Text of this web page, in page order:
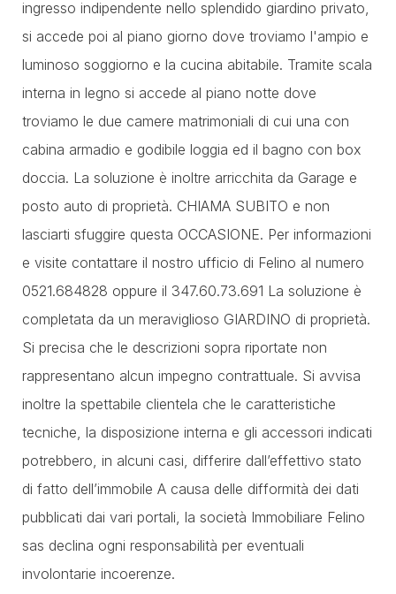
ingresso indipendente nello splendido giardino privato,
si accede poi al piano giorno dove troviamo l'ampio e
luminoso soggiorno e la cucina abitabile. Tramite scala
interna in legno si accede al piano notte dove
troviamo le due camere matrimoniali di cui una con
cabina armadio e godibile loggia ed il bagno con box
doccia. La soluzione è inoltre arricchita da Garage e
posto auto di proprietà. CHIAMA SUBITO e non
lasciarti sfuggire questa OCCASIONE. Per informazioni
e visite contattare il nostro ufficio di Felino al numero
0521.684828 oppure il 347.60.73.691 La soluzione è
completata da un meraviglioso GIARDINO di proprietà.
Si precisa che le descrizioni sopra riportate non
rappresentano alcun impegno contrattuale. Si avvisa
inoltre la spettabile clientela che le caratteristiche
tecniche, la disposizione interna e gli accessori indicati
potrebbero, in alcuni casi, differire dall’effettivo stato
di fatto dell’immobile A causa delle difformità dei dati
pubblicati dai vari portali, la società Immobiliare Felino
sas declina ogni responsabilità per eventuali
involontarie incoerenze.